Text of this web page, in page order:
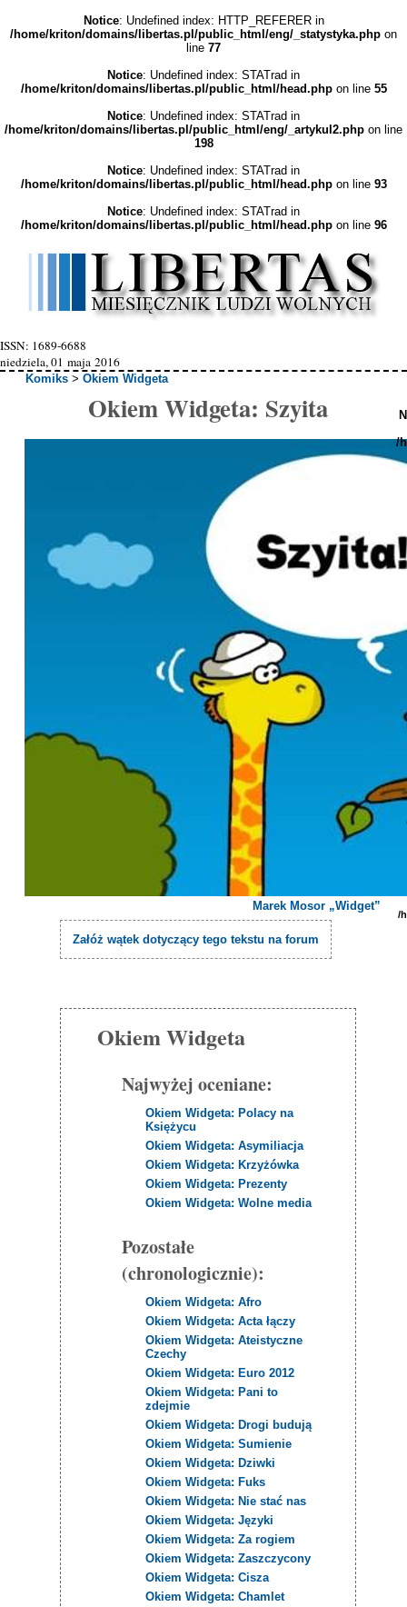
Notice: Undefined index: HTTP_REFERER in
/home/kriton/domains/libertas.pl/public_html/eng/_statystyka.php on
line 77
Notice: Undefined index: STATrad in
/home/kriton/domains/libertas.pl/public_html/head.phpon line 55
Notice: Undefined index: STATrad in
/home/kriton/domains/libertas.pl/public_html/eng/_artykul2.php on line
198
Notice: Undefined index: STATrad in
/home/kriton/domains/libertas.pl/public_html/head.phpon line 93
Notice: Undefined index: STATrad in
/home/kriton/domains/libertas.pl/public_html/head.phpon line 96
ISSN: 1689-6688
niedziela, 01 maja 2016
Komiks >Okiem Widgeta
Okiem Widgeta: Szyita
Marek Mosor „Widget”
Załóż wątek dotyczący tego tekstu na forum
Okiem Widgeta
Najwyżej oceniane:
Okiem Widgeta: Polacy na
Księżycu
Okiem Widgeta: Asymiliacja
Okiem Widgeta: Krzyżówka
Okiem Widgeta: Prezenty
Okiem Widgeta: Wolne media
Pozostałe
(chronologicznie):
Okiem Widgeta: Afro
Okiem Widgeta: Acta łączy
Okiem Widgeta: Ateistyczne
Czechy
Okiem Widgeta: Euro 2012
Okiem Widgeta: Pani to
zdejmie
Okiem Widgeta: Drogi budują
Okiem Widgeta: Sumienie
Okiem Widgeta: Dziwki
Okiem Widgeta: Fuks
Okiem Widgeta: Nie stać nas
Okiem Widgeta: Języki
Okiem Widgeta: Za rogiem
Okiem Widgeta: Zaszczycony
Okiem Widgeta: Cisza
Okiem Widgeta: Chamlet
/
/